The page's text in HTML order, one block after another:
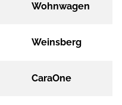
Wohnwagen
Weinsberg
CaraOne